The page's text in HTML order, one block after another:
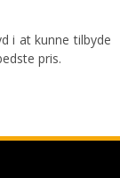
i at kunne tilbyde
pris.